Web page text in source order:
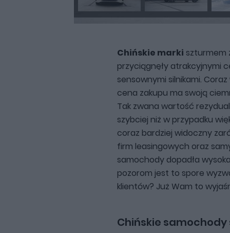
Chińskie marki szturmem
przyciągnęły atrakcyjnymi
sensownymi silnikami.
cena zakupu ma swoją
Tak zwana wartość
szybciej niż w przypadku
coraz bardziej widoczny
firm leasingowych oraz
samochody dopadła
pozorom jest to spore
klientów? Już Wam to
Chińskie